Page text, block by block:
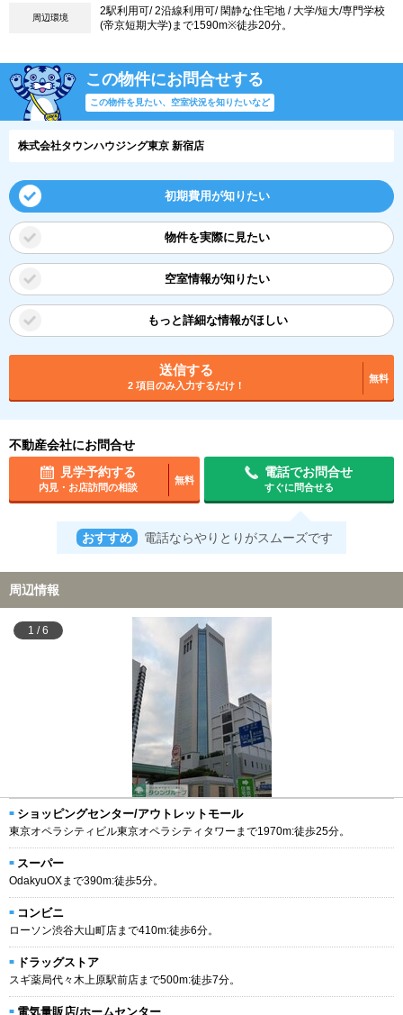
周辺環境
2駅利用可/ 2沿線利用可/ 閑静な住宅地 / 大学/短大/専門学校
(帝京短期大学)まで1590m※徒歩20分。
この物件にお問合せする
この物件を見たい、空室状況を知りたいなど
株式会社タウンハウジング東京 新宿店
初期費用が知りたい
物件を実際に見たい
空室情報が知りたい
もっと詳細な情報がほしい
送信する
2 項目のみ入力するだけ！
無料
不動産会社にお問合せ
見学予約する
内見・お店訪問の相談
無料
電話でお問合せ
すぐに問合せる
おすすめ 電話ならやりとりがスムーズです
周辺情報
1 /6
ショッピングセンター/アウトレットモール
東京オペラシティビル東京オペラシティタワーまで1970m:徒歩25分。
スーパー
OdakyuOXまで390m:徒歩5分。
コンビニ
ローソン渋谷大山町店まで410m:徒歩6分。
ドラッグストア
スギ薬局代々木上原駅前店まで500m:徒歩7分。
電気量販店/ホームセンター